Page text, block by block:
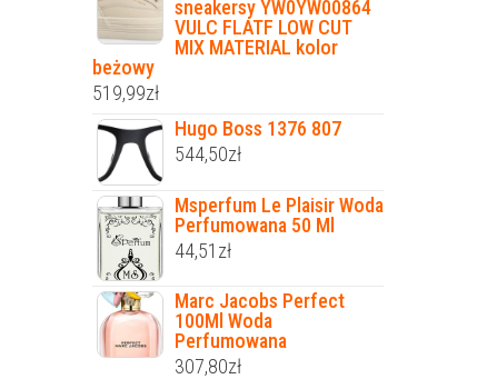
sneakersy YW0YW00864
VULC FLATF LOW CUT
MIX MATERIAL kolor
beżowy
519,99zł
Hugo Boss 1376 807
544,50zł
Msperfum Le Plaisir Woda
Perfumowana 50 Ml
44,51 zł
Marc Jacobs Perfect
100Ml Woda
Perfumowana
307,80zł